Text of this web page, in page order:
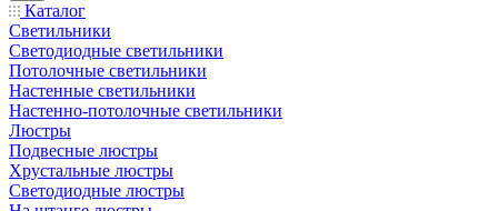
Каталог
Светильники
Светодиодные светильники
Потолочные светильники
Настенные светильники
Настенно-потолочные светильники
Люстры
Подвесные люстры
Хрустальные люстры
Светодиодные люстры